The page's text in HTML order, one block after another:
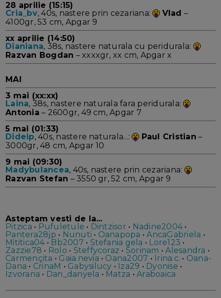
28 aprilie (15:15)
Cria_bv, 40s, nastere prin cezariana: Vlad –
4100gr, 53 cm, Apgar 9
xx aprilie (14:50)
Dianiana, 38s, nastere naturala cu peridurala:
Razvan Bogdan – xxxxgr, xx cm, Apgar x
MAI
3 mai (xx:xx)
Laina, 38s, nastere naturala fara peridurala:
Antonia – 2600gr, 49 cm, Apgar 7
5 mai (01:33)
Dideip, 40s, nastere naturala...: Paul Cristian –
3000gr, 48 cm, Apgar 10
9 mai (09:30)
Madybulancea, 40s, nastere prin cezariana:
Razvan Stefan – 3550 gr, 52 cm, Apgar 9
Asteptam vesti de la...
Pitzica • Pufuletule • Dintzisor • Nadine2004•
Pantera28jp • Nunuti • Oanapopa •AncaGabriela •
Mititica04• Bb2007 • Stefania gela • Lore123 •
Zazzie78 • Rolo • Steffycoraz • Sorinam •Alesandra •
Carmençita • Gaia.nevia • Oana2007 • Irina.c. • Oana-
Dana • CrinaM • Gabysilucy • Iza29 • Dyonise •
Izvorana • Dan_danyela • Matza •Araboaica